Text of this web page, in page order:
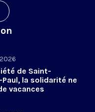
de Saint-
la solidarité ne
vacances